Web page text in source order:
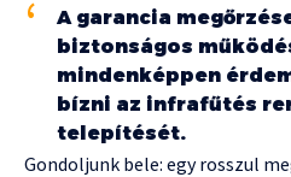
A garancia
biztonságos
mindenképpen
bízni az infrafűtés
telepítését.
Gondoljunk bele: egy rosszul